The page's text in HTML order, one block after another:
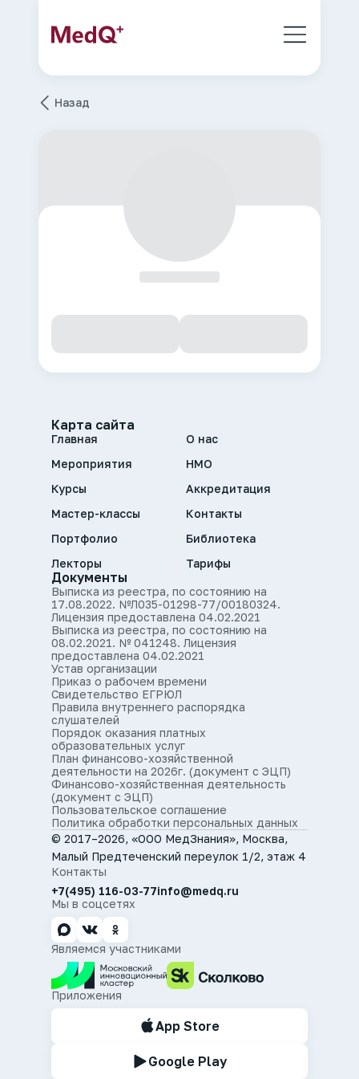
Назад
Карта сайта
Главная
Мероприятия
Курсы
Мастер-классы
Портфолио
Лекторы
О нас
НМО
Аккредитация
Контакты
Библиотека
Тарифы
Документы
Выписка из реестра, по состоянию на
17.08.2022. №Л035-01298-77/00180324.
Лицензия предоставлена 04.02.2021
Выписка из реестра, по состоянию на
08.02.2021. № 041248. Лицензия
предоставлена 04.02.2021
Устав организации
Приказ о рабочем времени
Свидетельство ЕГРЮЛ
Правила внутреннего распорядка
слушателей
Порядок оказания платных
образовательных услуг
План финансово-хозяйственной
деятельности на 2026г. (документ с ЭЦП)
Финансово-хозяйственная деятельность
(документ с ЭЦП)
Пользовательское соглашение
Политика обработки персональных данных
© 2017–2026, «ООО МедЗнания», Москва,
Малый Предтеченский переулок 1/2, этаж 4
Контакты
+7(495) 116-03-77info@medq.ru
Мы в соцсетях
Являемся участниками
Приложения
App Store
Google Play